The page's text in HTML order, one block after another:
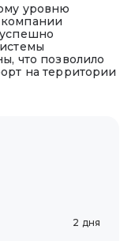
уровню
что позволило
на территории
2 дня